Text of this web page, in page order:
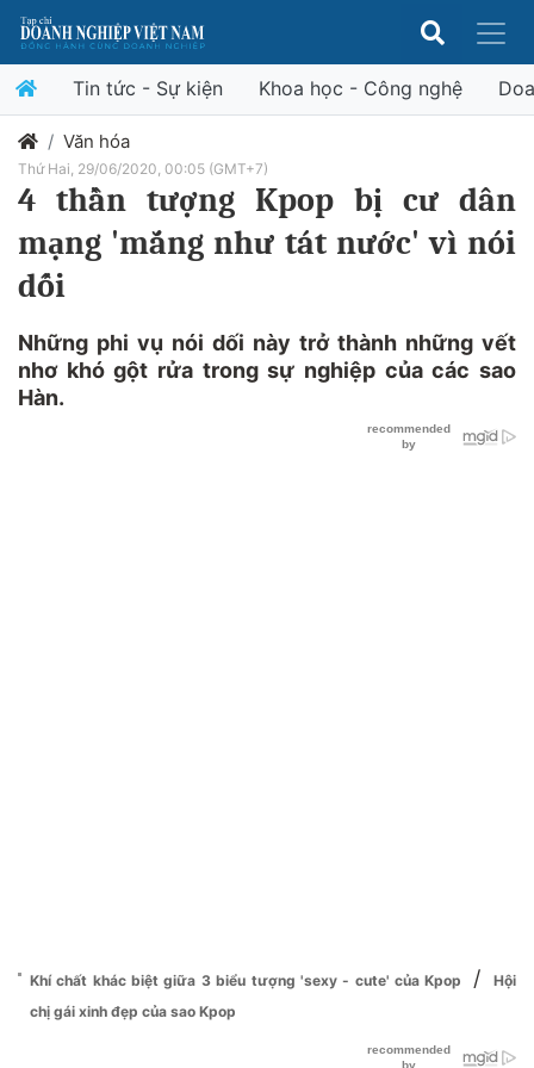
Tin tức - Sự kiện Khoa học - Công nghệ
Văn hóa
Thứ Hai, 29/06/2020, 00:05 (GMT+7)
4 thần tượng Kpop bị cư dân
mạng 'mắng như tát nước' vì nói
dối
Những phi vụ nói dối này trở thành những vết
nhơ khó gột rửa trong sự nghiệp của các sao
Hàn.
Khí chất khác biệt giữa 3 biểu tượng 'sexy - cute' của Kpop /
Hội
chị gái xinh đẹp của sao Kpop